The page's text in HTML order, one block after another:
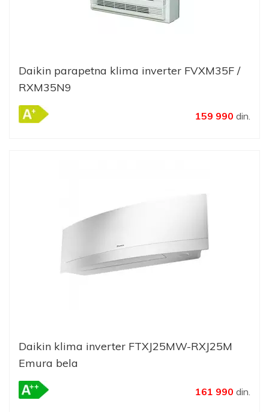
Daikin parapetna klima inverter FVXM35F /
RXM35N9
159 990 din.
Daikin klima inverter FTXJ25MW-RXJ25M
Emura bela
161 990 din.